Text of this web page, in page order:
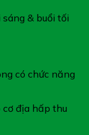
& buổi tối
có chức năng
cơ địa hấp thu